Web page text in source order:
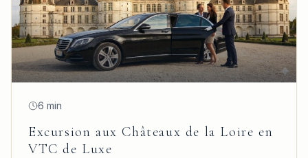
6 min
Excursion aux Châteaux de la Loire en
VTC de Luxe